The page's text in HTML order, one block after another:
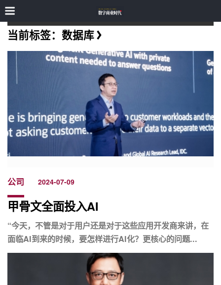
当前标签：数据库
公司 2024-07-09
甲骨文全面投入AI
“今天，不管是对于用户还是对于这些应用开发商来讲，在
面临AI到来的时候，要怎样进行AI化？更核心的问题...